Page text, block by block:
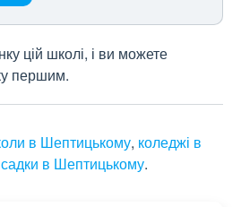
цій школі, і ви можете
першим.
в Шептицькому, коледжі в
садки в Шептицькому.